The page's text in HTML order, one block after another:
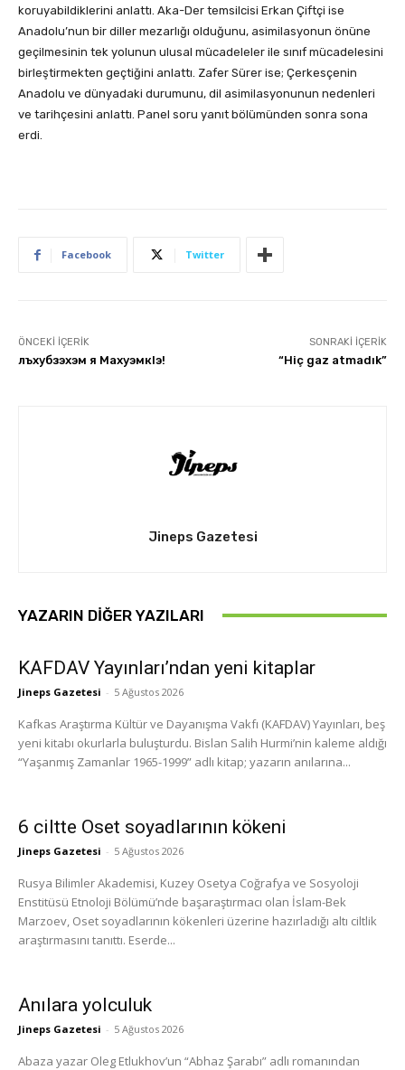
koruyabildiklerini anlattı. Aka-Der temsilcisi Erkan Çiftçi ise
Anadolu’nun bir diller mezarlığı olduğunu, asimilasyonun önüne
geçilmesinin tek yolunun ulusal mücadeleler ile sınıf mücadelesini
birleştirmekten geçtiğini anlattı. Zafer Sürer ise; Çerkesçenin
Anadolu ve dünyadaki durumunu, dil asimilasyonunun nedenleri
ve tarihçesini anlattı. Panel soru yanıt bölümünden sonra sona
erdi.
Facebook Twitter
ÖNCEKI İÇERIK
лъхубзэхэм я Махуэмкlэ!
SONRAKI İÇERIK
“Hiç gaz atmadık”
Jineps Gazetesi
YAZARIN DIĞER YAZILARI
KAFDAV Yayınları’ndan yeni kitaplar
Jineps Gazetesi - 5 Ağustos 2026
Kafkas Araştırma Kültür ve Dayanışma Vakfı (KAFDAV) Yayınları, beş
yeni kitabı okurlarla buluşturdu. Bislan Salih Hurmi’nin kaleme aldığı
“Yaşanmış Zamanlar 1965-1999” adlı kitap; yazarın anılarına...
6 ciltte Oset soyadlarının kökeni
Jineps Gazetesi - 5 Ağustos 2026
Rusya Bilimler Akademisi, Kuzey Osetya Coğrafya ve Sosyoloji
Enstitüsü Etnoloji Bölümü’nde başaraştırmacı olan İslam-Bek
Marzoev, Oset soyadlarının kökenleri üzerine hazırladığı altı ciltlik
araştırmasını tanıttı. Eserde...
Anılara yolculuk
Jineps Gazetesi - 5 Ağustos 2026
Abaza yazar Oleg Etlukhov’un “Abhaz Şarabı” adlı romanından